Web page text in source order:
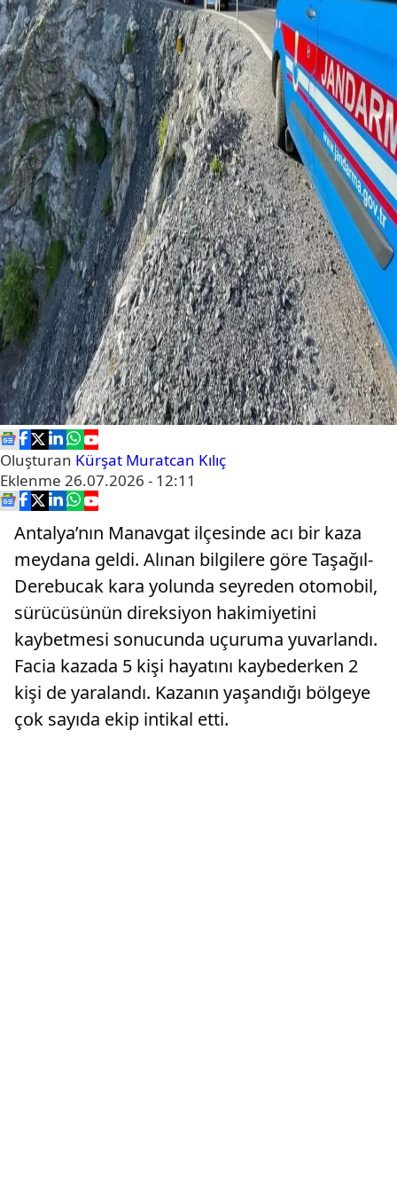
Oluşturan Kürşat Muratcan Kılıç
Eklenme 26.07.2026 - 12:11
Antalya’nın Manavgat ilçesinde acı bir kaza
meydana geldi. Alınan bilgilere göre Taşağıl-
Derebucak kara yolunda seyreden otomobil,
sürücüsünün direksiyon hakimiyetini
kaybetmesi sonucunda uçuruma yuvarlandı.
Facia kazada 5 kişi hayatını kaybederken 2
kişi de yaralandı. Kazanın yaşandığı bölgeye
çok sayıda ekip intikal etti.